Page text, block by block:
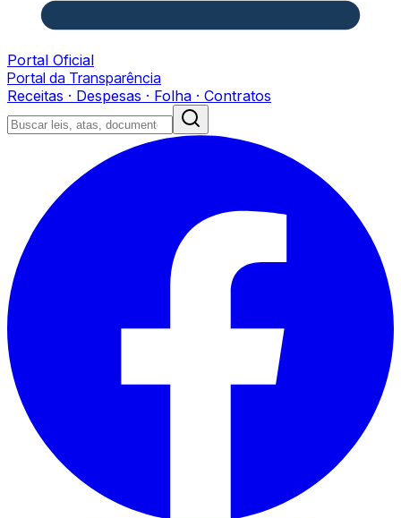
Portal Oficial
Portal da Transparência
Receitas · Despesas · Folha · Contratos